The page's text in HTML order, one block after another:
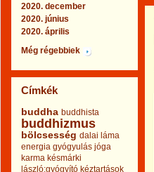
2020. december
2020. június
2020. április
Még régebbiek
Címkék
buddha buddhista
buddhizmus
bölcsesség dalai láma
energia gyógyulás jóga
karma késmárki
lászló:gyógyító kéztartások